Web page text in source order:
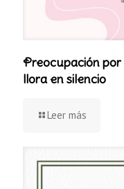
Preocupación por
llora en silencio
Leer más